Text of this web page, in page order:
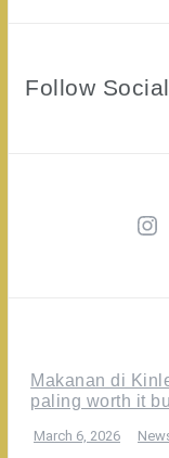
Follow
Makanan di
paling worth it
March 6, 2026